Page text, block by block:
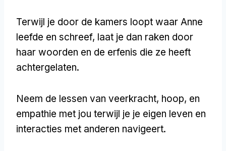
Terwijl je door de kamers loopt waar Anne
leefde en schreef, laat je dan raken door
haar woorden en de erfenis die ze heeft
achtergelaten.
Neem de lessen van veerkracht, hoop, en
empathie met jou terwijl je je eigen leven en
interacties met anderen navigeert.